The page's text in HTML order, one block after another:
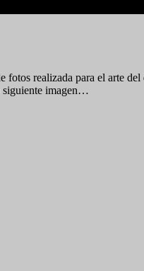
fotos realizada para el arte
siguiente imagen…